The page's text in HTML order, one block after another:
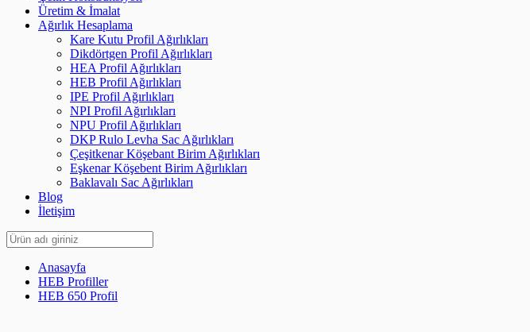
Üretim & İmalat
Ağırlık Hesaplama
Kare Kutu Profil Ağırlıkları
Dikdörtgen Profil Ağırlıkları
HEA Profil Ağırlıkları
HEB Profil Ağırlıkları
IPE Profil Ağırlıkları
NPI Profil Ağırlıkları
NPU Profil Ağırlıkları
DKP Rulo Levha Sac Ağırlıkları
Çeşitkenar Köşebant Birim Ağırlıkları
Eşkenar Köşebent Birim Ağırlıkları
Baklavalı Sac Ağırlıkları
Blog
İletişim
Anasayfa
HEB Profiller
HEB 650 Profil